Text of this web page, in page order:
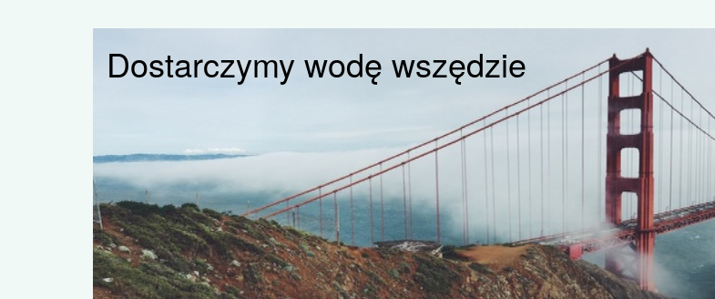
Dostarczymy wodę wszędzie